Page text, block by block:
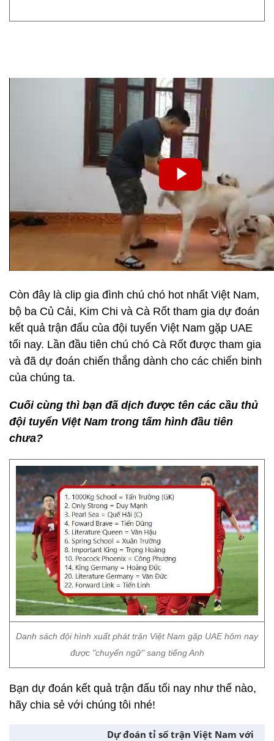
Còn đây là clip gia đình chú chó hot nhất Việt Nam,
bộ ba Củ Cải, Kim Chi và Cà Rốt tham gia dự đoán
kết quả trận đấu của đội tuyển Việt Nam gặp UAE
tối nay. Lần đầu tiên chú chó Cà Rốt được tham gia
và đã dự đoán chiến thắng dành cho các chiến binh
của chúng ta.
Cuối cùng thì bạn đã dịch được tên các cầu thủ
đội tuyển Việt Nam trong tấm hình đầu tiên
chưa?
Danh sách đội hình xuất phát trận Việt Nam gặp UAE hôm nay
được "chuyển ngữ" sang tiếng Anh
Bạn dự đoán kết quả trận đấu tối nay như thế nào,
hãy chia sẻ với chúng tôi nhé!
Dự đoán tỉ số trận Việt Nam với